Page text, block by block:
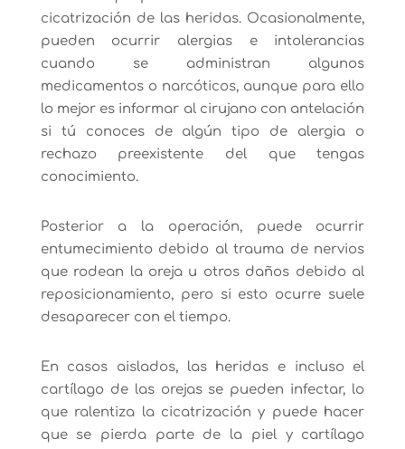
cicatrización de las heridas. Ocasionalmente,
pueden ocurrir alergias e intolerancias
cuando se administran algunos
medicamentos o narcóticos, aunque para ello
lo mejor es informar al cirujano con antelación
si tú conoces de algún tipo de alergia o
rechazo preexistente del que tengas
conocimiento.
Posterior a la operación, puede ocurrir
entumecimiento debido al trauma de nervios
que rodean la oreja u otros daños debido al
reposicionamiento, pero si esto ocurre suele
desaparecer con el tiempo.
En casos aislados, las heridas e incluso el
cartílago de las orejas se pueden infectar, lo
que ralentiza la cicatrización y puede hacer
que se pierda parte de la piel y cartílago